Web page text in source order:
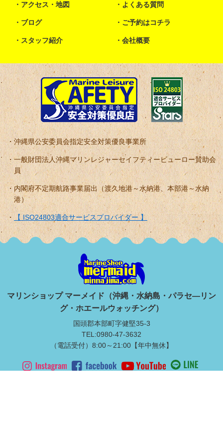
アクセス・地図 よくある質問
ブログ ご予約はコチラ
スタッフ紹介 会社概要
沖縄県公安委員会指定安全対策優良事業所
一般財団法人沖縄マリンレジャーセイフティービューロー賛助会
員
内閣府不定期航路事業届出（渡久地港～水納港、本部港～水納
港）
【 ISO24803適合サービスプロバイダー 】
マリンショップ マーメイド（沖縄・水納島・パラセ―リン
グ・ホエールウォッチング）
国頭郡本部町字健堅35-3
TEL:0980-47-3632
（電話受付）8:00～21:00【年中無休】